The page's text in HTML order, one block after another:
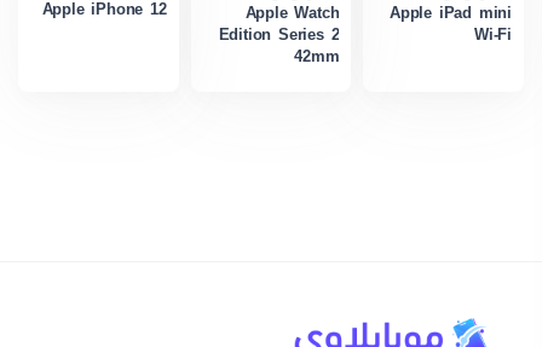
Apple iPad mini
Wi-Fi
Apple Watch
Edition Series 2
42mm
Apple iPhone 12